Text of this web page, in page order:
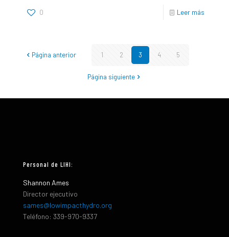
0 Leer más
Página anterior 1 2 3 4 5
Página siguiente
Personal de LIHI:
Shannon Ames
Director ejecutivo
sames@lowimpacthydro.org
Teléfono: 339-970-9337